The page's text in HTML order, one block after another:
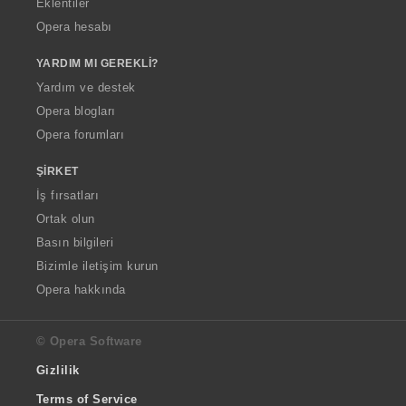
Eklentiler
Opera hesabı
YARDIM MI GEREKLI?
Yardım ve destek
Opera blogları
Opera forumları
ŞIRKET
İş fırsatları
Ortak olun
Basın bilgileri
Bizimle iletişim kurun
Opera hakkında
© Opera Software
Gizlilik
Terms of Service